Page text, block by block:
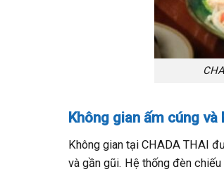
Không gian ấm cúng và
Không gian tại CHADA THAI
và gần gũi. Hệ thống đèn